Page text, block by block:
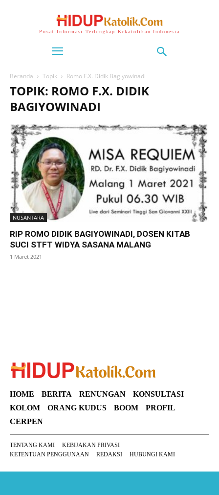
Pusat Informasi Terlengkap Kekatolikan Indonesia
Beranda Topik Romo F.X. Didik Bagiyowinadi
TOPIK: ROMO F.X. DIDIK
BAGIYOWINADI
NUSANTARA
RIP ROMO DIDIK BAGIYOWINADI, DOSEN KITAB
SUCI STFT WIDYA SASANA MALANG
1 Maret 2021
HOME BERITA RENUNGAN
KONSULTASI
KOLOM
ORANG KUDUS BOOM
PROFIL
CERPEN
TENTANG KAMI
KEBIJAKAN PRIVASI
KETENTUAN PENGGUNAAN
REDAKSI HUBUNGI KAMI